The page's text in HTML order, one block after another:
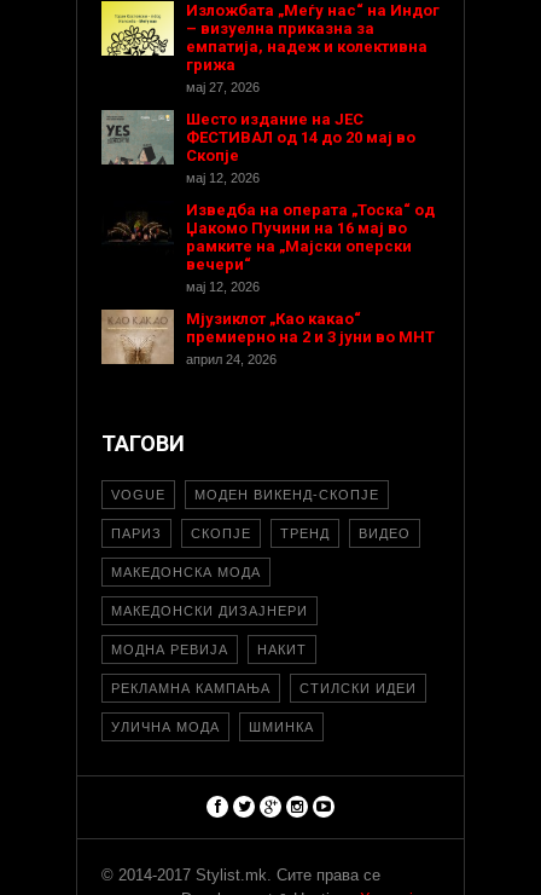
Изложбата „Меѓу нас“ на Индог
– визуелна приказна за
емпатија, надеж и колективна
грижа
мај 27, 2026
Шесто издание на ЈЕС
ФЕСТИВАЛ од 14 до 20 мај во
Скопје
мај 12, 2026
Изведба на операта „Тоска“ од
Џакомо Пучини на 16 мај во
рамките на „Мајски оперски
вечери“
мај 12, 2026
Мјузиклот „Као какао“
премиерно на 2 и 3 јуни во МНТ
април 24, 2026
ТАГОВИ
VOGUE МОДЕН ВИКЕНД-СКОПЈЕ
ПАРИЗ СКОПЈЕ ТРЕНД ВИДЕО
МАКЕДОНСКА МОДА
МАКЕДОНСКИ ДИЗАЈНЕРИ
МОДНА РЕВИЈА НАКИТ
РЕКЛАМНА КАМПАЊА СТИЛСКИ ИДЕИ
УЛИЧНА МОДА ШМИНКА
© 2014-2017 Stylist.mk. Сите права се